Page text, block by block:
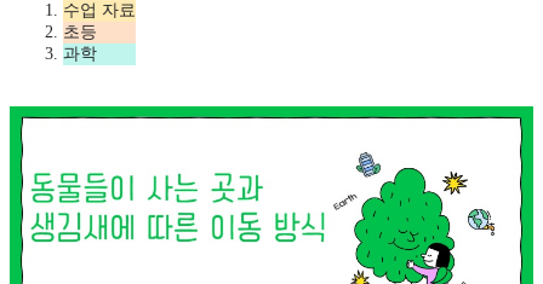
수업 자료
초등
과학